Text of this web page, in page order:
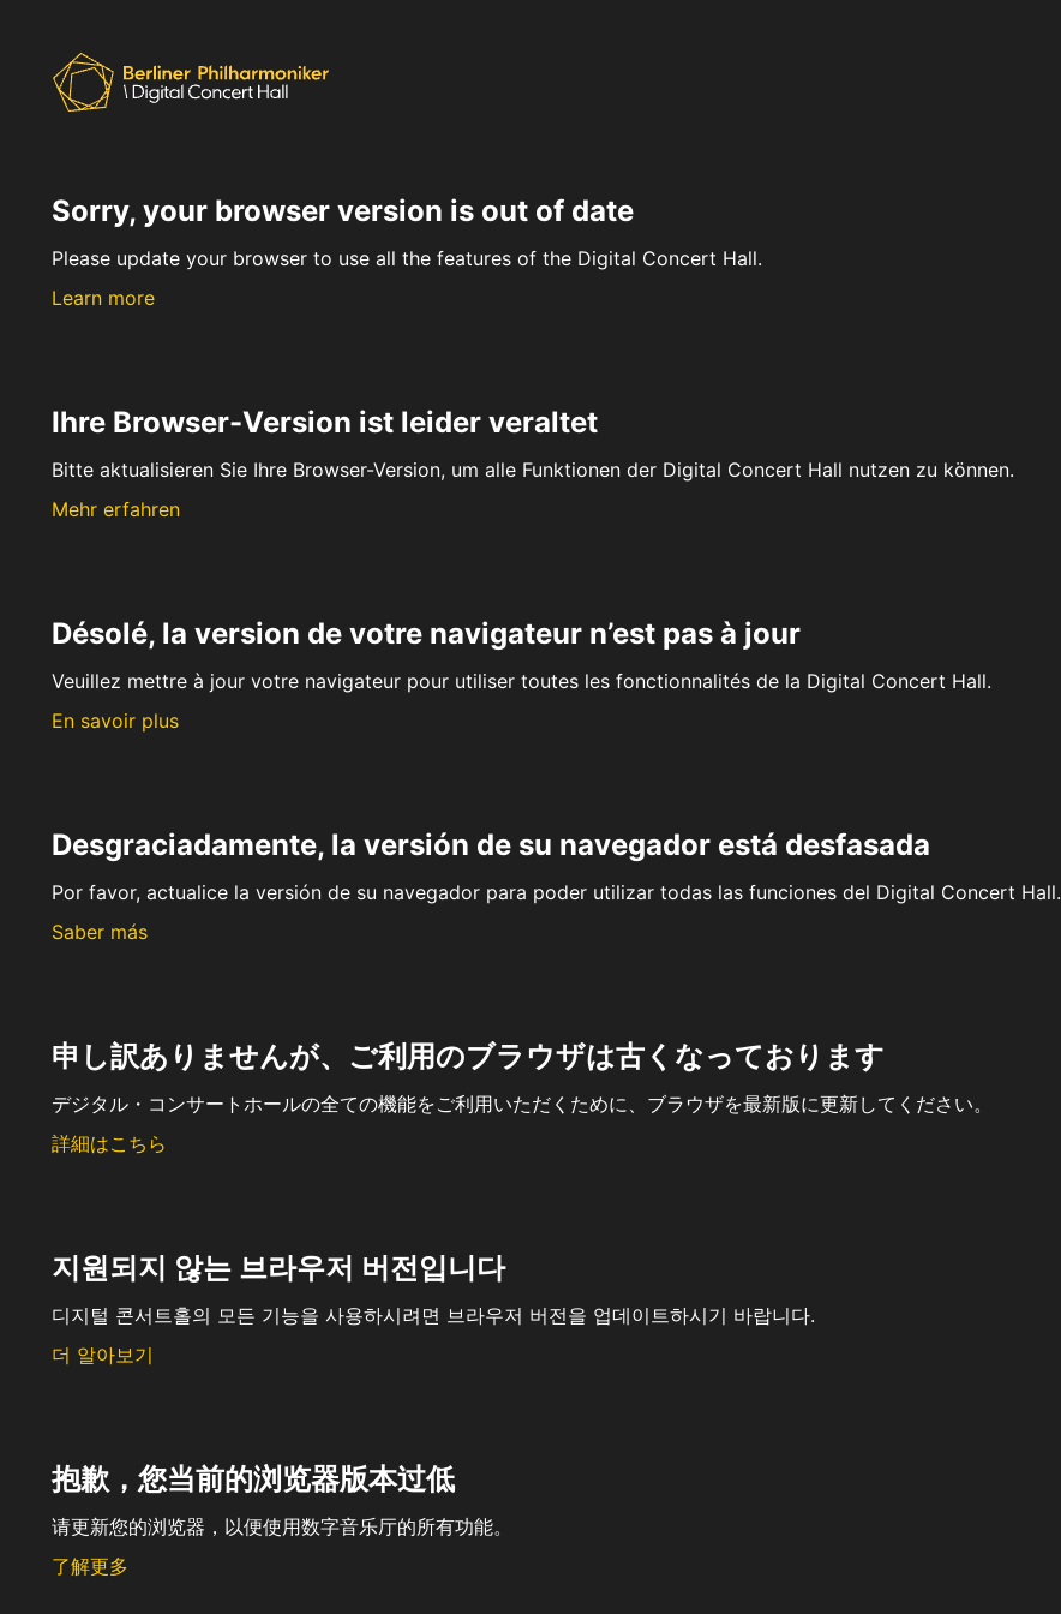
Sorry, your browser version is out of date
Please update your browser to use all the features of the Digital Concert Hall.
Learn more
Ihre Browser-Version ist leider veraltet
Bitte aktualisieren Sie Ihre Browser-Version, um alle Funktionen der Digital Concert Hall nutzen zu können.
Mehr erfahren
Désolé, la version de votre navigateur n’est pas à jour
Veuillez mettre à jour votre navigateur pour utiliser toutes les fonctionnalités de la Digital Concert Hall.
En savoir plus
Desgraciadamente, la versión de su navegador está desfasada
Por favor, actualice la versión de su navegador para poder utilizar todas las funciones del Digital Concert Hall.
Saber más
申し訳ありませんが、ご利用のブラウザは古くなっております
デジタル・コンサートホールの全ての機能をご利用いただくために、ブラウザを最新版に更新してください。
詳細はこちら
지원되지 않는 브라우저 버전입니다
디지털 콘서트홀의 모든 기능을 사용하시려면 브라우저 버전을 업데이트하시기 바랍니다.
더 알아보기
抱歉，您当前的浏览器版本过低
请更新您的浏览器，以便使用数字音乐厅的所有功能。
了解更多